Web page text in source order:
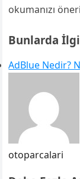
okumanızı
Bunlarda
AdBlue Nedir?
otoparcalari